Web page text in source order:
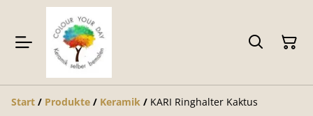
Start / Produkte / Keramik / KARI Ringhalter Kaktus